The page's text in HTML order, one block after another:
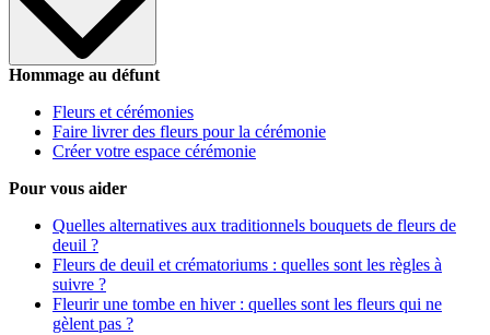
Hommage au défunt
Fleurs et cérémonies
Faire livrer des fleurs pour la cérémonie
Créer votre espace cérémonie
Pour vous aider
Quelles alternatives aux traditionnels bouquets de fleurs de
deuil ?
Fleurs de deuil et crématoriums : quelles sont les règles à
suivre ?
Fleurir une tombe en hiver : quelles sont les fleurs qui ne
gèlent pas ?